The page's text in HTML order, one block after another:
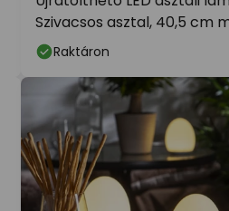
Szivacsos asztal, 40,5 cm
fekete színű
Raktáron